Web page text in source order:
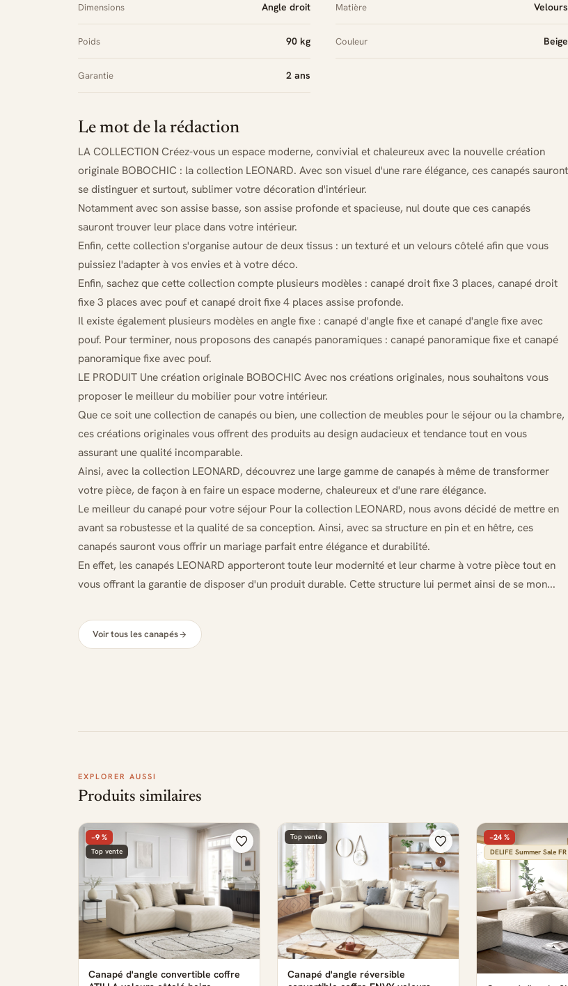
Dimensions Angle droit
Poids 90 kg
Garantie 2 ans
Matière Velours
Couleur Beige
Le mot de la rédaction
LA COLLECTION Créez-vous un espace moderne, convivial et chaleureux avec la nouvelle création
originale BOBOCHIC : la collection LEONARD. Avec son visuel d'une rare élégance, ces canapés sauront
se distinguer et surtout, sublimer votre décoration d'intérieur.
Notamment avec son assise basse, son assise profonde et spacieuse, nul doute que ces canapés
sauront trouver leur place dans votre intérieur.
Enfin, cette collection s'organise autour de deux tissus : un texturé et un velours côtelé afin que vous
puissiez l'adapter à vos envies et à votre déco.
Enfin, sachez que cette collection compte plusieurs modèles : canapé droit fixe 3 places, canapé droit
fixe 3 places avec pouf et canapé droit fixe 4 places assise profonde.
Il existe également plusieurs modèles en angle fixe : canapé d'angle fixe et canapé d'angle fixe avec
pouf. Pour terminer, nous proposons des canapés panoramiques : canapé panoramique fixe et canapé
panoramique fixe avec pouf.
LE PRODUIT Une création originale BOBOCHIC Avec nos créations originales, nous souhaitons vous
proposer le meilleur du mobilier pour votre intérieur.
Que ce soit une collection de canapés ou bien, une collection de meubles pour le séjour ou la chambre,
ces créations originales vous offrent des produits au design audacieux et tendance tout en vous
assurant une qualité incomparable.
Ainsi, avec la collection LEONARD, découvrez une large gamme de canapés à même de transformer
votre pièce, de façon à en faire un espace moderne, chaleureux et d'une rare élégance.
Le meilleur du canapé pour votre séjour Pour la collection LEONARD, nous avons décidé de mettre en
avant sa robustesse et la qualité de sa conception. Ainsi, avec sa structure en pin et en hêtre, ces
canapés sauront vous offrir un mariage parfait entre élégance et durabilité.
En effet, les canapés LEONARD apporteront toute leur modernité et leur charme à votre pièce tout en
vous offrant la garantie de disposer d'un produit durable. Cette structure lui permet ainsi de se mon...
Voir tous les canapés
EXPLORER AUSSI
Produits similaires
−9 %
Top vente
Canapé d'angle convertible coffre
Top vente
Canapé d'angle réversible
−24 %
DELIFE Summer Sale FR